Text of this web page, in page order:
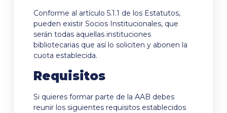
Conforme al artículo 5.1.1 de los Estatutos,
pueden existir Socios Institucionales, que
serán todas aquellas instituciones
bibliotecarias que así lo soliciten y abonen la
cuota establecida.
Requisitos
Si quieres formar parte de la AAB debes
reunir los siguientes requisitos establecidos